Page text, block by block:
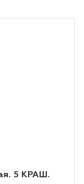
5 КРАШ.